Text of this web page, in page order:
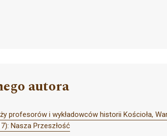
autora
profesorów i wykładowców historii Kościoła,
Nasza Przeszłość